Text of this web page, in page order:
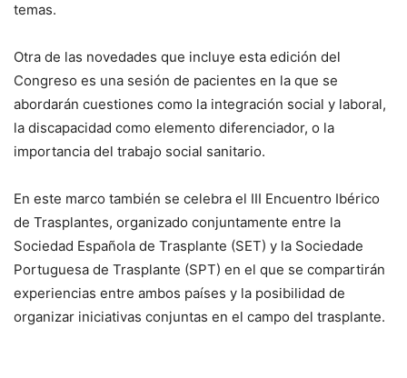
temas.
Otra de las novedades que incluye esta edición del
Congreso es una sesión de pacientes en la que se
abordarán cuestiones como la integración social y laboral,
la discapacidad como elemento diferenciador, o la
importancia del trabajo social sanitario.
En este marco también se celebra el III Encuentro Ibérico
de Trasplantes, organizado conjuntamente entre la
Sociedad Española de Trasplante (SET) y la Sociedade
Portuguesa de Trasplante (SPT) en el que se compartirán
experiencias entre ambos países y la posibilidad de
organizar iniciativas conjuntas en el campo del trasplante.